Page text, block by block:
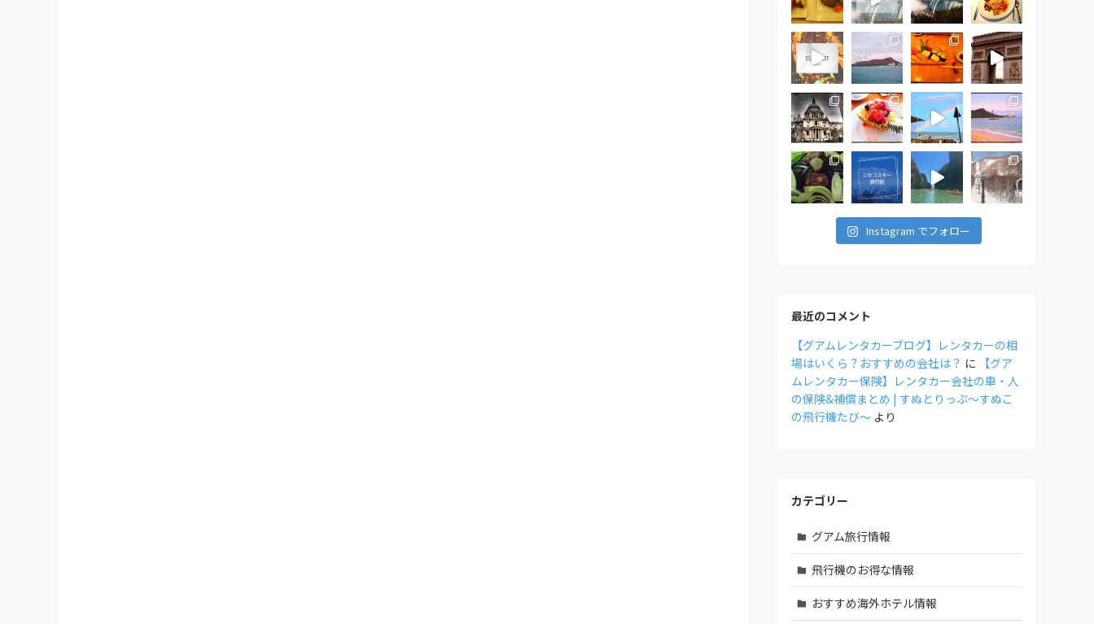
Instagram でフォロー
最近のコメント
【グアムレンタカーブログ】レンタカーの相
場はいくら？おすすめの会社は？ に
【グア
ムレンタカー保険】レンタカー会社の車・人
の保険&補償まとめ | すぬとりっぷ〜すぬこ
の飛行機たび〜 より
カテゴリー
グアム旅行情報
飛行機のお得な情報
おすすめ海外ホテル情報